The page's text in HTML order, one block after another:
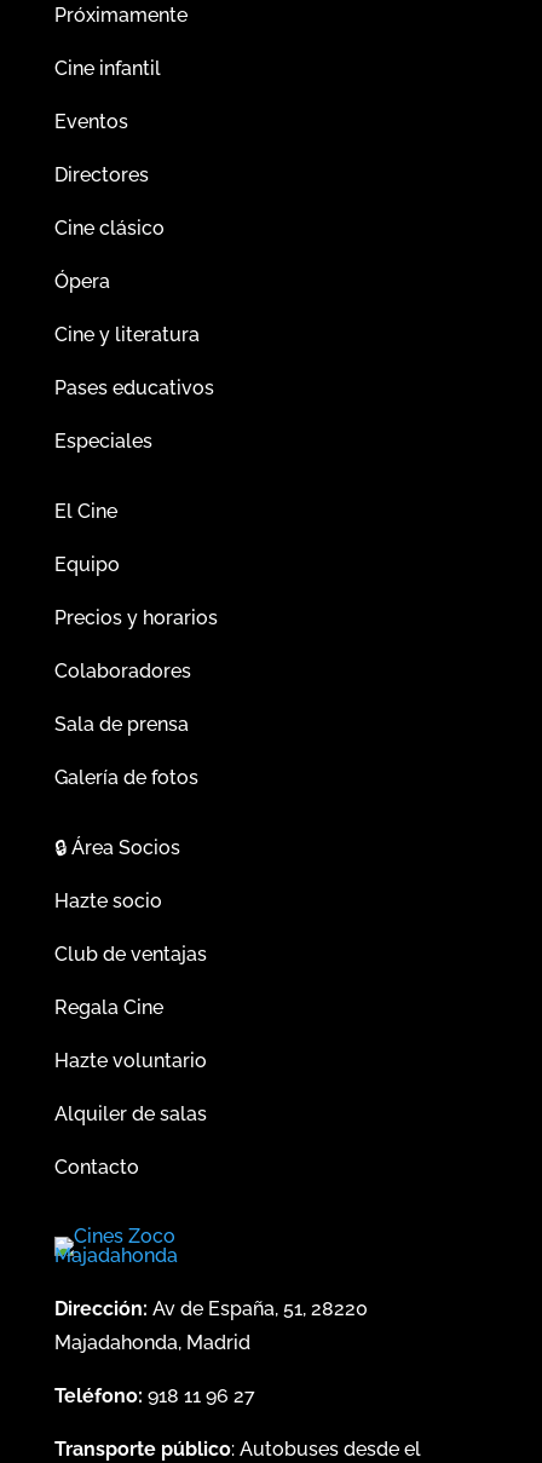
Próximamente
Cine infantil
Eventos
Directores
Cine clásico
Ópera
Cine y literatura
Pases educativos
Especiales
El Cine
Equipo
Precios y horarios
Colaboradores
Sala de prensa
Galería de fotos
🔒Área Socios
Hazte socio
Club de ventajas
Regala Cine
Hazte voluntario
Alquiler de salas
Contacto
Dirección: Av de España, 51, 28220
Majadahonda, Madrid
Teléfono: 918 11 96 27
Transporte público: Autobuses desde el